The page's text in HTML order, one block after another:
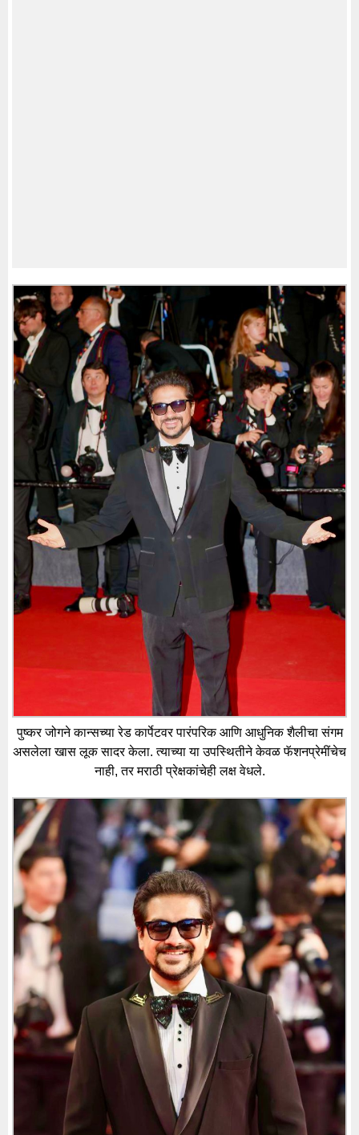
पुष्कर जोगने कान्सच्या रेड कार्पेटवर पारंपरिक आणि आधुनिक शैलीचा संगम
असलेला खास लूक सादर केला. त्याच्या या उपस्थितीने केवळ फॅशनप्रेमींचेच
नाही, तर मराठी प्रेक्षकांचेही लक्ष वेधले.